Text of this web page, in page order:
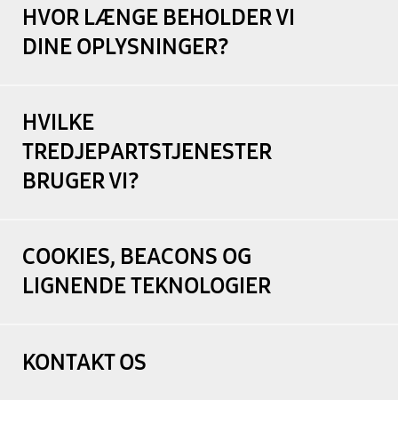
HVOR LÆNGE BEHOLDER VI
DINE OPLYSNINGER?
HVILKE
TREDJEPARTSTJENESTER
BRUGER VI?
COOKIES, BEACONS OG
LIGNENDE TEKNOLOGIER
KONTAKT OS